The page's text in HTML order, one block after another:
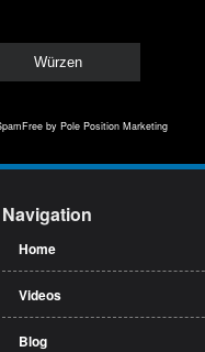
by Pole Position Marketing
Navigation
Home
Videos
Blog